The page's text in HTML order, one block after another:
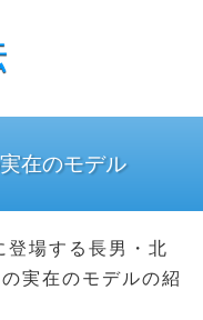
在のモデル
場する長男・北
実在のモデルの紹